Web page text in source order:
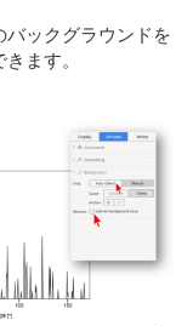
ックグラウンドを
ます。